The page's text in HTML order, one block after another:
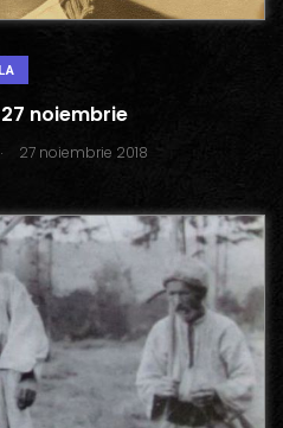
noiembrie
. 27 noiembrie 2018